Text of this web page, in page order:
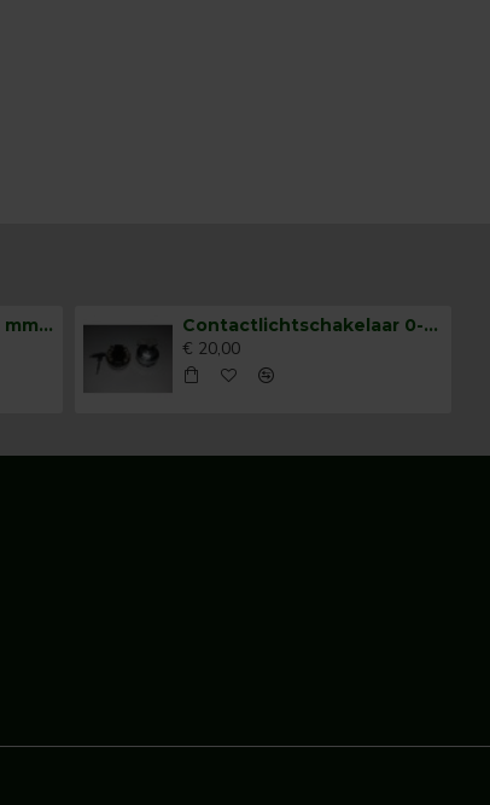
Claxonschakelaar ø 35 mm opbouw drukschakelaar Contactlichtschakelaar 0-1-2-3
€ 20,00